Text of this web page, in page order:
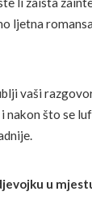
ljetna
vaši
nakon što se
u